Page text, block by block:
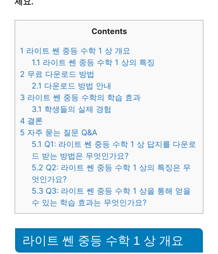
Contents
1 라이트 쎈 중등 수학 1 상 개요
1.1 라이트 쎈 중등 수학 1 상의 특징
2 무료 다운로드 방법
2.1 다운로드 방법 안내
3 라이트 쎈 중등 수학의 학습 효과
3.1 학생들의 실제 경험
4 결론
5 자주 묻는 질문 Q&A
5.1 Q1: 라이트 쎈 중등 수학 1 상 답지를 다운로
드 받는 방법은 무엇인가요?
5.2 Q2: 라이트 쎈 중등 수학 1 상의 특징은 무
엇인가요?
5.3 Q3: 라이트 쎈 중등 수학 1 상을 통해 얻을
수 있는 학습 효과는 무엇인가요?
라이트 쎈 중등 수학 1 상 개요